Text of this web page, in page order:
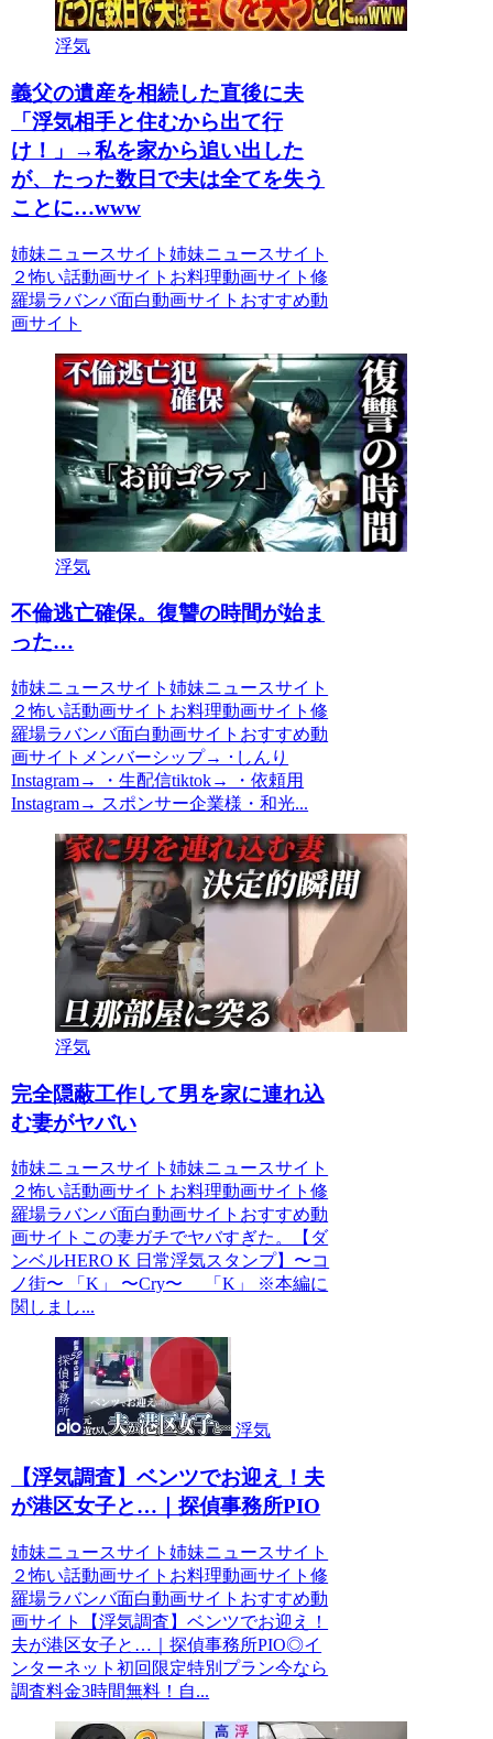
浮気
義父の遺産を相続した直後に夫
「浮気相手と住むから出て行
け！」→私を家から追い出した
が、たった数日で夫は全てを失う
ことに…www
姉妹ニュースサイト姉妹ニュースサイト
２怖い話動画サイトお料理動画サイト修
羅場ラバンバ面白動画サイトおすすめ動
画サイト
浮気
不倫逃亡確保。復讐の時間が始ま
った…
姉妹ニュースサイト姉妹ニュースサイト
２怖い話動画サイトお料理動画サイト修
羅場ラバンバ面白動画サイトおすすめ動
画サイトメンバーシップ→ ･しんり
Instagram→ ・生配信tiktok→ ・依頼用
Instagram→ スポンサー企業様・和光...
浮気
完全隠蔽工作して男を家に連れ込
む妻がヤバい
姉妹ニュースサイト姉妹ニュースサイト
２怖い話動画サイトお料理動画サイト修
羅場ラバンバ面白動画サイトおすすめ動
画サイトこの妻ガチでヤバすぎた。【ダ
ンベルHERO K 日常浮気スタンプ】〜コ
ノ街〜 「K」 〜Cry〜 「K」 ※本編に
関しまし...
浮気
【浮気調査】ベンツでお迎え！夫
が港区女子と…｜探偵事務所PIO
姉妹ニュースサイト姉妹ニュースサイト
２怖い話動画サイトお料理動画サイト修
羅場ラバンバ面白動画サイトおすすめ動
画サイト【浮気調査】ベンツでお迎え！
夫が港区女子と…｜探偵事務所PIO◎イ
ンターネット初回限定特別プラン今なら
調査料金3時間無料！自...